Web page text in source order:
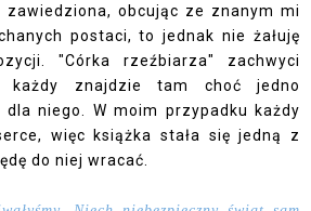
zawiedziona, obcując ze znanym mi
postaci, to jednak nie żałuję
"Córka rzeźbiarza" zachwyci
każdy znajdzie tam choć jedno
dla niego. W moim przypadku każdy
więc książka stała się jedną z
do niej wracać.